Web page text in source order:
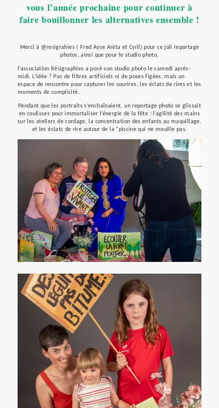
vous l’année prochaine pour continuer à
faire bouillonner les alternatives ensemble !
Merci à @resigrahies ( Fred Ayse Anita et Cyril) pour ce joli reportage
photos, ainsi que pour le studio photo.
l’association Résigraphies a posé son studio photo le samedi après-
midi. L’idée ? Pas de filtres artificiels ni de poses figées, mais un
espace de rencontre pour capturer les sourires, les éclats de rires et les
moments de complicité.
Pendant que les portraits s’enchaînaient, un reportage photo se glissait
en coulisses pour immortaliser l’énergie de la fête : l’agilité des mains
sur les ateliers de cordage, la concentration des enfants au maquillage,
et les éclats de rire autour de la “piscine qui ne mouille pas.